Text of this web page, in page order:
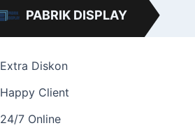
PABRIK DISPLAY
Extra Diskon
Happy Client
24/7 Online